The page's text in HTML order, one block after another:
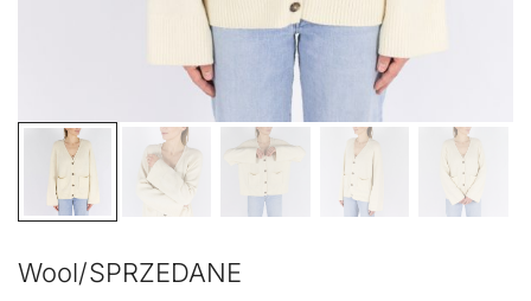
Wool/SPRZEDANE